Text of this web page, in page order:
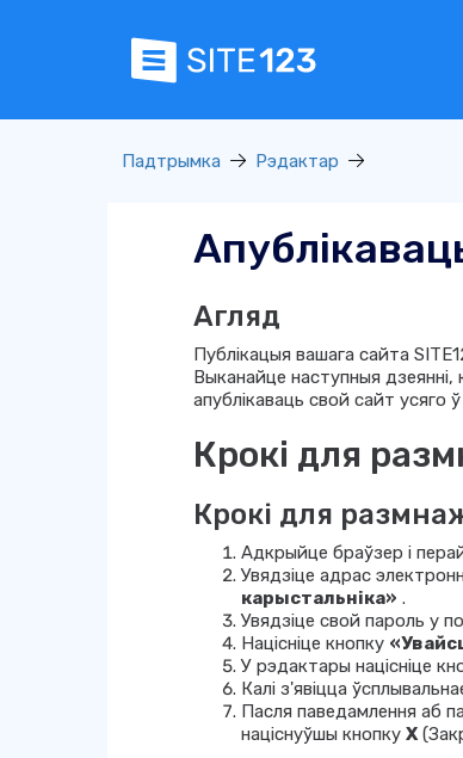
Падтрымка Рэдактар
Агляд
Публікацыя вашага сайта
Выканайце наступныя дзеянні,
апублікаваць свой сайт усяго ў
Крокі для
Крокі для
Адкрыйце браўзер і
Увядзіце адрас
карыстальніка» .
Увядзіце свой пароль у
Націсніце кнопку
У рэдактары націсніце
Калі з'явіцца
Пасля паведамлення аб
націснуўшы кнопку X